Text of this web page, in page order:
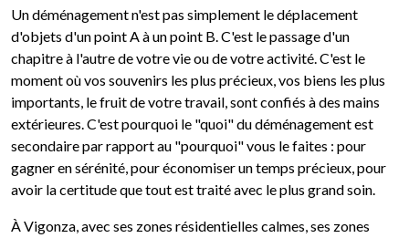
Un déménagement n'est pas simplement le déplacement
d'objets d'un point A à un point B. C'est le passage d'un
chapitre à l'autre de votre vie ou de votre activité. C'est le
moment où vos souvenirs les plus précieux, vos biens les plus
importants, le fruit de votre travail, sont confiés à des mains
extérieures. C'est pourquoi le "quoi" du déménagement est
secondaire par rapport au "pourquoi" vous le faites : pour
gagner en sérénité, pour économiser un temps précieux, pour
avoir la certitude que tout est traité avec le plus grand soin.
À Vigonza, avec ses zones résidentielles calmes, ses zones